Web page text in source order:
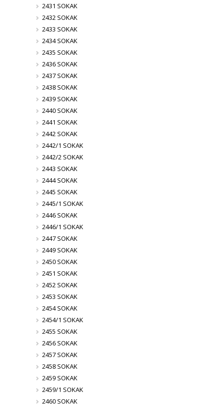
2431 SOKAK
2432 SOKAK
2433 SOKAK
2434 SOKAK
2435 SOKAK
2436 SOKAK
2437 SOKAK
2438 SOKAK
2439 SOKAK
2440 SOKAK
2441 SOKAK
2442 SOKAK
2442/1 SOKAK
2442/2 SOKAK
2443 SOKAK
2444 SOKAK
2445 SOKAK
2445/1 SOKAK
2446 SOKAK
2446/1 SOKAK
2447 SOKAK
2449 SOKAK
2450 SOKAK
2451 SOKAK
2452 SOKAK
2453 SOKAK
2454 SOKAK
2454/1 SOKAK
2455 SOKAK
2456 SOKAK
2457 SOKAK
2458 SOKAK
2459 SOKAK
2459/1 SOKAK
2460 SOKAK